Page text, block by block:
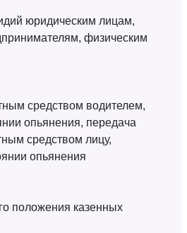
юридическим лицам,
физическим
средством водителем,
опьянения, передача
средством лицу,
опьянения
положения казенных